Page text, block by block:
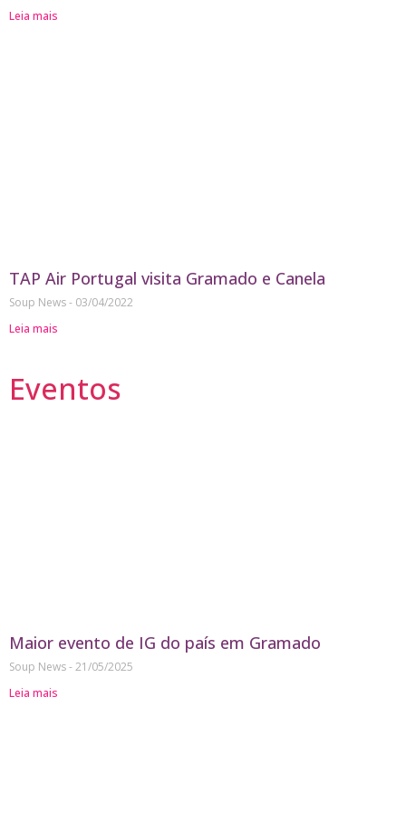
Leia mais
TAP Air Portugal visita Gramado e Canela
Soup News
03/04/2022
Leia mais
Eventos
Maior evento de IG do país em Gramado
Soup News 21/05/2025
Leia mais